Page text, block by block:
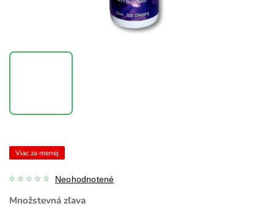
Viac za menej
Neohodnotené
Množstevná zľava